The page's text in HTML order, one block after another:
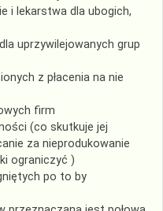
i lekarstwa dla ubogich,
uprzywilejowanych grup
z płacenia na nie
firm
(co skutkuje jej
za nieprodukowanie
ograniczyć )
po to by